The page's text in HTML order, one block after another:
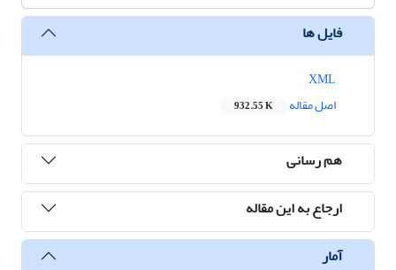
فایل ها
اصل مقاله
932.55 K
هم رسانی
ارجاع به این مقاله
آمار